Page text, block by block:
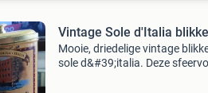
Vintage Sole d'Italia
Mooie, driedelige vintage
sole d&#39;italia. Deze